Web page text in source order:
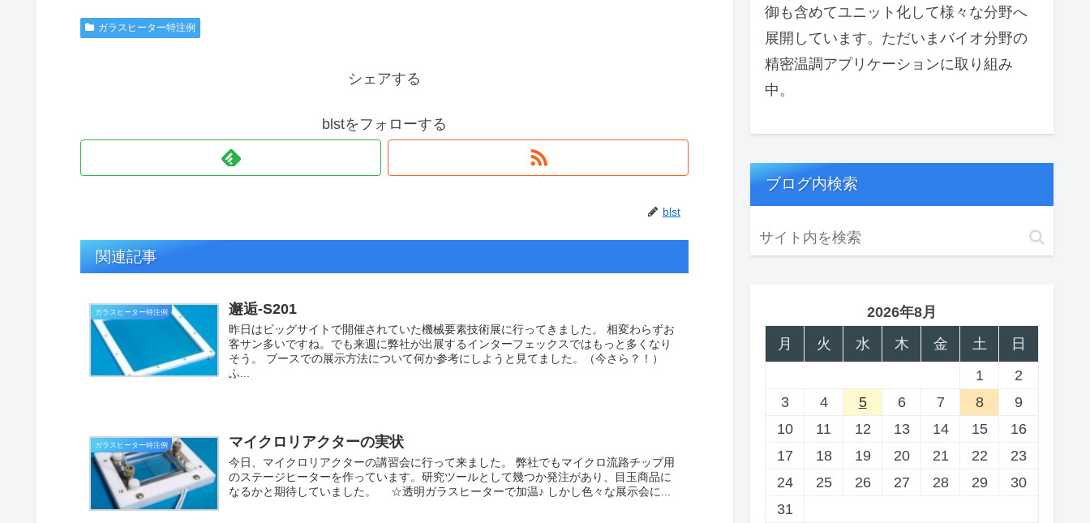
ガラスヒーター特注例
シェアする
blstをフォローする
blst
関連記事
ガラスヒーター特注例 邂逅-S201
昨日はビッグサイトで開催されていた機械要素技術展に行ってきました。 相変わらずお
客サン多いですね。でも来週に弊社が出展するインターフェックスではもっと多くなり
そう。 ブースでの展示方法について何か参考にしようと見てました。（今さら？！）
ふ...
ガラスヒーター特注例 マイクロリアクターの実状
今日、マイクロリアクターの講習会に行って来ました。 弊社でもマイクロ流路チップ用
のステージヒーターを作っています。研究ツールとして幾つか発注があり、目玉商品に
なるかと期待していました。 ☆透明ガラスヒーターで加温♪ しかし色々な展示会に...
御も含めてユニット化して様々な分野へ
展開しています。ただいまバイオ分野の
精密温調アプリケーションに取り組み
中。
ブログ内検索
2026年8月
月
火 水 木 金 土
日
1
2
3
4 5 6 7 8
9
10
11 12 13 14 15
16
17
18 19 20 21 22
23
24
25 26 27 28 29
30
31